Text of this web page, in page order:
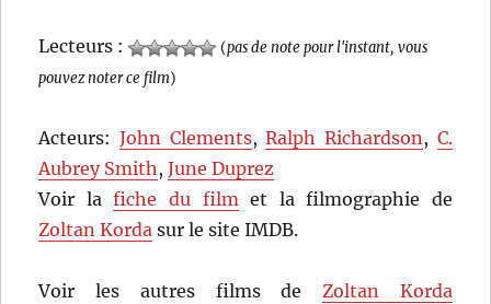
Lecteurs : (pas de note pour l'instant, vous
pouvez noter ce film)
Acteurs: John Clements,Ralph Richardson, C.
Aubrey Smith,June Duprez
Voir lafiche du filmet la filmographie de
Zoltan Korda sur le site IMDB.
Voir les autres films de Zoltan Korda